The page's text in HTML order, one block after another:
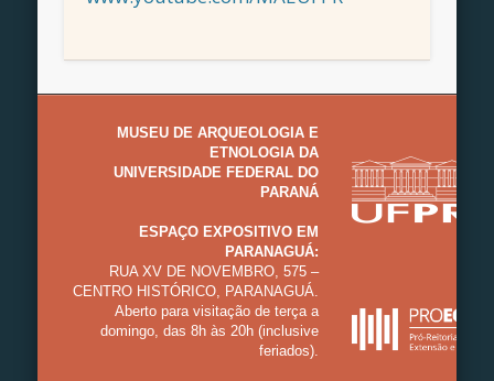
MUSEU DE ARQUEOLOGIA E
ETNOLOGIA DA
UNIVERSIDADE FEDERAL DO
PARANÁ
ESPAÇO EXPOSITIVO EM
PARANAGUÁ:
RUA XV DE NOVEMBRO, 575 –
CENTRO HISTÓRICO, PARANAGUÁ.
Aberto para visitação de terça a
domingo, das 8h às 20h (inclusive
feriados).